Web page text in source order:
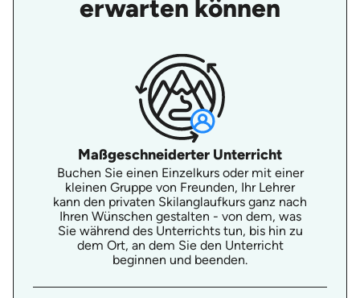
erwarten können
Maßgeschneiderter Unterricht
Buchen Sie einen Einzelkurs oder mit einer
kleinen Gruppe von Freunden, Ihr Lehrer
kann den privaten Skilanglaufkurs ganz nach
Ihren Wünschen gestalten - von dem, was
Sie während des Unterrichts tun, bis hin zu
dem Ort, an dem Sie den Unterricht
beginnen und beenden.